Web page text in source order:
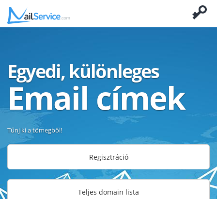
Egyedi, különleges
Email címek
Tűnj ki a tömegből!
Regisztráció
Teljes domain lista